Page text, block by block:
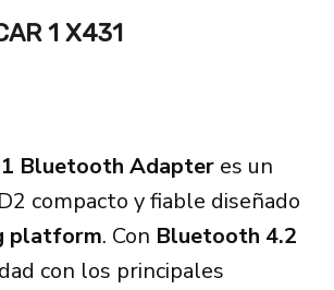
1 X431
1 Bluetooth Adapter es un
compacto y fiable diseñado
platform. Con Bluetooth 4.2
con los principales